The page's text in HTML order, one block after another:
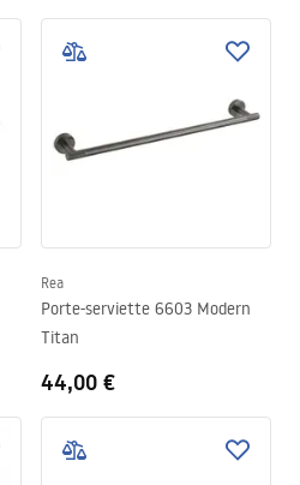
Rea
Porte-serviette 6603 Modern
Titan
44,00 €